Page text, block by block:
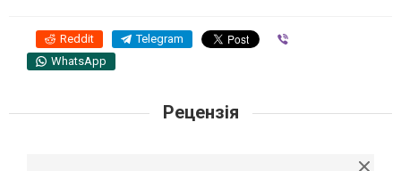
Reddit Telegram
WhatsApp
Рецензія